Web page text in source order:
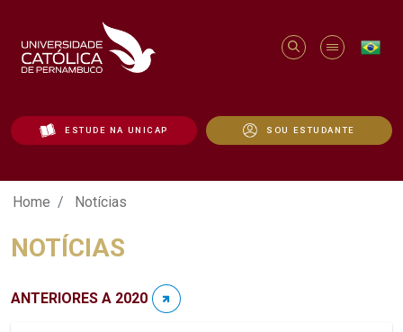
ESTUDE NA UNICAP SOU ESTUDANTE
Notícias - Unicap
Home Notícias
NOTÍCIAS
ANTERIORES A 2020